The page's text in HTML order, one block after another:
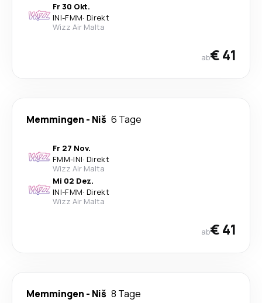
Fr 30 Okt.
INI-FMM· Direkt
Wizz Air Malta
ab€ 41
Memmingen - Niš 6 Tage
Fr 27 Nov.
FMM-INI· Direkt
Wizz Air Malta
Mi 02 Dez.
INI-FMM· Direkt
Wizz Air Malta
ab€ 41
Memmingen - Niš 8 Tage